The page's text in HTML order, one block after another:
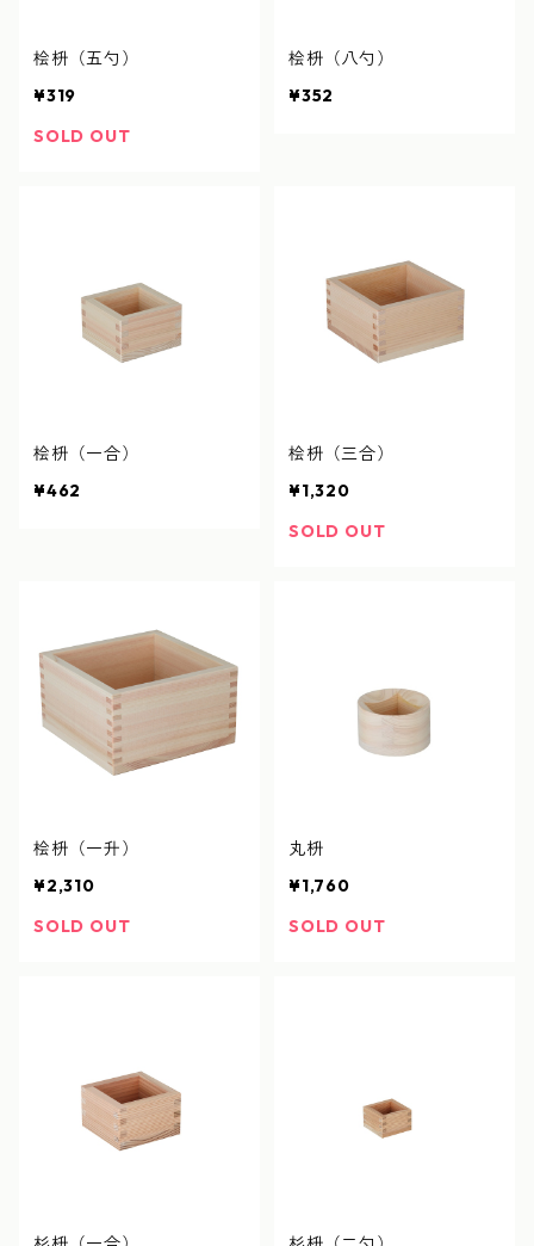
桧枡（五勺）
¥319
SOLD OUT
桧枡（八勺）
¥352
桧枡（一合）
¥462
桧枡（三合）
¥1,320
SOLD OUT
桧枡（一升）
¥2,310
SOLD OUT
丸枡
¥1,760
SOLD OUT